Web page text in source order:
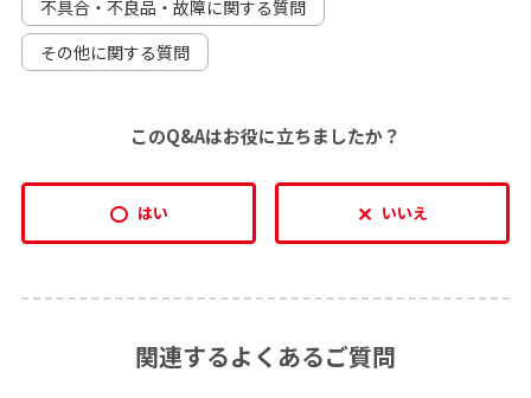
不具合・不良品・故障に関する質問
その他に関する質問
このQ&Aはお役に立ちましたか？
はい いいえ
関連するよくあるご質問